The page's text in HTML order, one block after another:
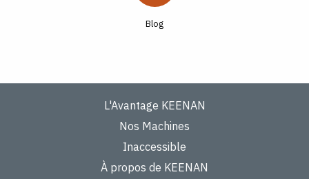
Blog
L'Avantage KEENAN
Nos Machines
Inaccessible
À propos de KEENAN